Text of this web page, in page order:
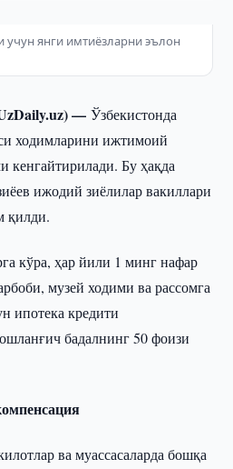
учун янги имтиёзларни эълон
—Ўзбекистонда
ходимларини ижтимоий
кенгайтирилади. Бу ҳақда
ижодий зиёлилар вакиллари
қилди.
кўра, ҳар йили 1 минг нафар
музей ходими ва рассомга
ипотека кредити
бадалнинг 50 фоизи
ва муассасаларда бошқа